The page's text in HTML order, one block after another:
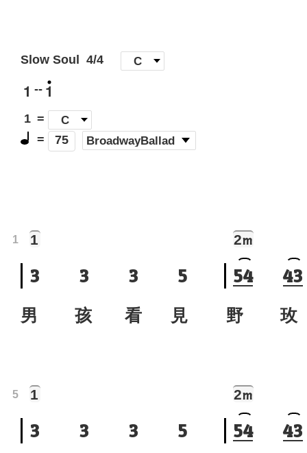
Slow Soul 4/4 C ]
1 -- 1
1 =
C
=
75 (BroadwayBallad)
1
3 3 3 5
1
男 孩 看 見
2m
54 43
野 玫
1
3 3 3 5
5 2m
54 43